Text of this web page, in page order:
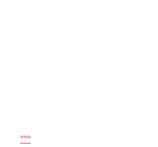
Kategórie
°°°